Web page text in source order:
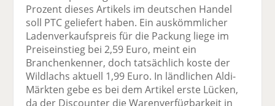
n
n
Prozent dieses Artikels im deutschen Handel
soll PTC geliefert haben. Ein auskömmlicher
Ladenverkaufspreis für die Packung liege im
Preiseinstieg bei 2,59 Euro, meint ein
Branchenkenner, doch tatsächlich koste der
Wildlachs aktuell 1,99 Euro. In ländlichen Aldi-
Märkten gebe es bei dem Artikel erste Lücken,
da der Discounter die Warenverfügbarkeit in